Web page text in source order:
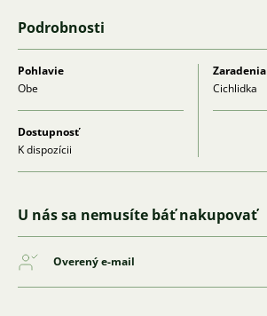
Podrobnosti
Pohlavie
Obe
Zaradenia
Cichlidka
Dostupnosť
K dispozícii
U nás sa nemusíte báť nakupovať
Overený e-mail